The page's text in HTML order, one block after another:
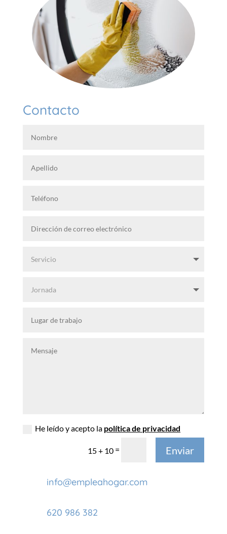
Contacto
He leído y acepto la política de privacidad
15 + 10 = Enviar
info@empleahogar.com
620 986 382